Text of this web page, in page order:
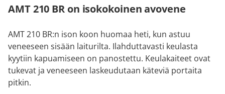
AMT 210 BR on isokokoinen avovene
AMT 210 BR:n ison koon huomaa heti, kun astuu
veneeseen sisään laiturilta. Ilahduttavasti keulasta
kyytiin kapuamiseen on panostettu. Keulakaiteet ovat
tukevat ja veneeseen laskeudutaan käteviä portaita
pitkin.